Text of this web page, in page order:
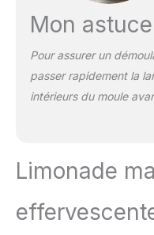
Mon
Pour assurer un
passer rapidement la
intérieurs du moule
Limonade